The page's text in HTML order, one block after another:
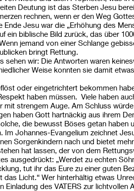
Deutung ist das Sterben Jesu
rechnen, wenn er den Weg
Jesu war die „Erhöhung des
ein biblische Bild zurück, das über
jemand von einer Schlange
bringt Rettung.
wir: Die Antworten waren
Weise konnten sie damit
oder eingetrichtert bekommen
haben müssen. Viele haben
mit strengem Auge. Am Schluss
haben Gott hartnäckig aus ihrem
die bewusst Böses getan haben
Johannes-Evangelium zeichnet
Sorgenkindern nach und bietet
hat lassen, der von dem
ausgedrückt: „Werdet zu echten
tut ihr das Eure zu einer guten
Licht.“ Wer hinterhältig etwas
des VATERS zur lichtvollen